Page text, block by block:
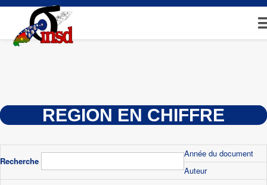
Aller
contenu
principal
REGION EN CHIFFRE
Recherche
Année du document
Auteur